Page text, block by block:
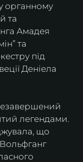
органному
та
Амадея
та
під
Деніела
легендами.
що